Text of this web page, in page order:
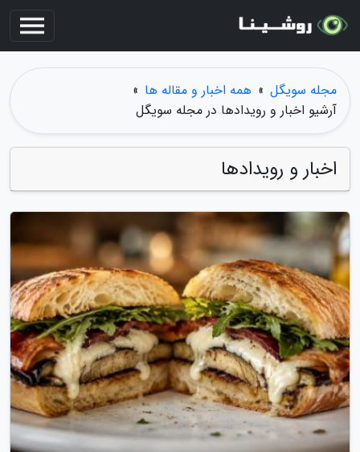
مجله سویگل » همه اخبار و مقاله ها »
آرشیو اخبار و رویدادها در مجله سویگل
اخبار و رویدادها